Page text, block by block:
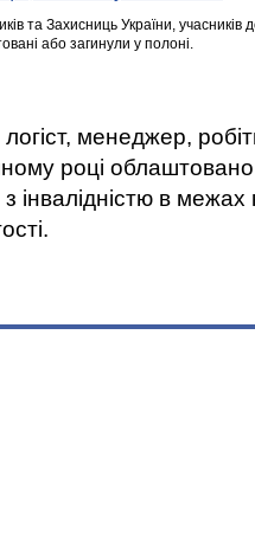
та Захисниць України,
або загинули у полоні.
менеджер,
році
інвалідністю в межах